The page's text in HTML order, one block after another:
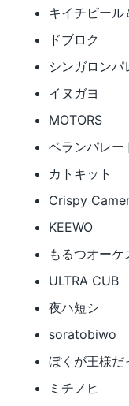
キイチビール
ドブロク
シンガロンパ
イヌガヨ
MOTORS
ベランパレー
カトキット
Crispy
KEEWO
もるつオーケ
ULTRA CUB
夜ハ短シ
soratobiwo
ぼくが王様だ
ミチノヒ